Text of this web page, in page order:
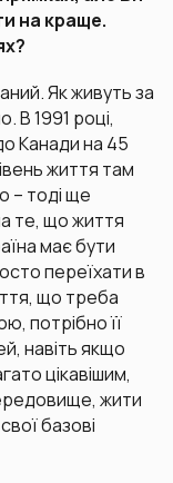
на краще.
Як живуть за
В 1991 році,
Канади на 45
життя там
– тоді ще
те, що життя
має бути
переїхати в
що треба
потрібно її
навіть якщо
цікавішим,
жити
базові